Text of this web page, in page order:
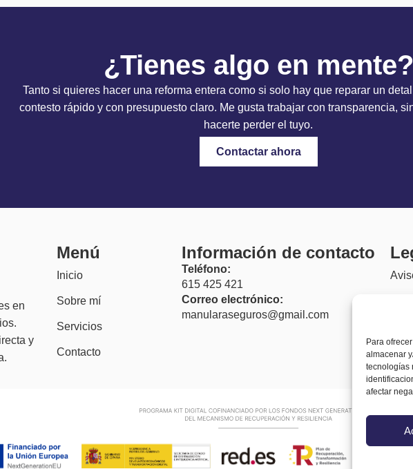
Para
almacenar
tecnologías
afectar
¿Tienes algo en mente?
Tanto si quieres hacer una reforma entera como si solo hay que reparar un
contesto rápido y con presupuesto claro. Me gusta trabajar con transparencia,
hacerte perder el tuyo.
Contactar ahora
en
y
Menú
Inicio
Sobre mí
Servicios
Contacto
Información de contacto
Teléfono:
615 425 421
Correo electrónico:
manularaseguros@gmail.com
(UE)